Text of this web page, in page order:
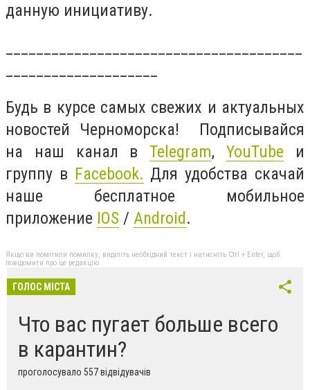
данную инициативу.
Будь в курсе самых свежих и актуальных
новостей Черноморска! Подписывайся
на наш канал вTelegram,YouTube и
группу в Facebook. Для удобства скачай
наше бесплатное мобильное
приложение IOS / Android.
Якщо ви помітили помилку, виділіть необхідний текст і натисніть Ctrl + Enter, щоб
повідомити про це редакцію
ГОЛОС МІСТА
Что вас пугает больше всего
в карантин?
проголосувало 557 відвідувачів